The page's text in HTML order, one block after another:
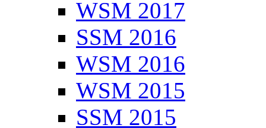
WSM 2017
SSM 2016
WSM 2016
WSM 2015
SSM 2015